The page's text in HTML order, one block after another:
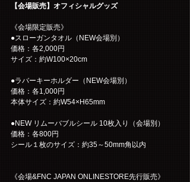
【会場販売】オフィシャルグッズ
《会場限定販売》
●スローガンタオル（NEW会場別）
価格：各2,000円
サイズ：約W100×20cm
●ラバーキーホルダー（NEW会場別）
価格：各1,000円
本体サイズ：約W54×H65mm
●NEW リムーバブルシール 10枚入り（会場別）
価格：各800円
シール１枚のサイズ：約35～50mm角以内
《会場&FNC JAPAN ONLINESTORE先行販売》